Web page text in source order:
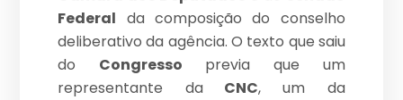
Federal da composição do conselho
deliberativo da agência. O texto que saiu
do Congresso previa que um
representante daCNC, um da